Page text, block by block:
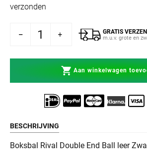
verzonden
Rival Double End Ball leer Zwart
voor Boksbal Rival Double End Ball
GRATIS
m.u.v. grote en
Aan winkelwagen
BESCHRIJVING
Boksbal Rival Double End Ball leer